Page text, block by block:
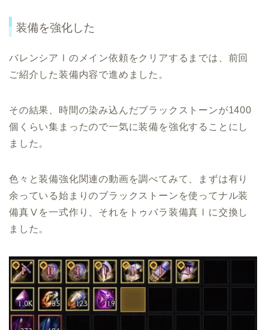
装備を強化した
バレンシアⅠのメイン依頼をクリアするまでは、前回
ご紹介した装備内容で進めました。
その結果、時間の染み込んだブラックストーンが1400
個くらい集まったので一気に装備を強化することにし
ました。
色々と装備強化関連の動画を調べてみて、まずは有り
余っている始まりのブラックストーンを使ってナル装
備真Ⅴを一式作り、それをトゥバラ装備真Ⅰに交換し
ました。